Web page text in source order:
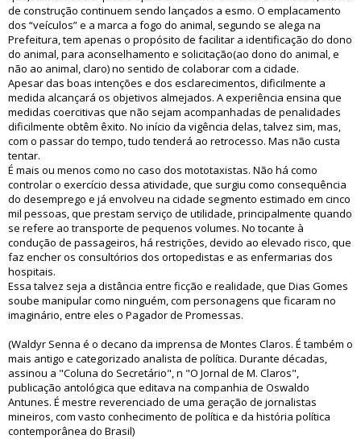
de construção continuem sendo lançados a esmo. O emplacamento
dos “veículos” e a marca a fogo do animal, segundo se alega na
Prefeitura, tem apenas o propósito de facilitar a identificação do dono
do animal, para aconselhamento e solicitação(ao dono do animal, e
não ao animal, claro) no sentido de colaborar com a cidade.
Apesar das boas intenções e dos esclarecimentos, dificilmente a
medida alcançará os objetivos almejados. A experiência ensina que
medidas coercitivas que não sejam acompanhadas de penalidades
dificilmente obtêm êxito. No início da vigência delas, talvez sim, mas,
com o passar do tempo, tudo tenderá ao retrocesso. Mas não custa
tentar.
É mais ou menos como no caso dos mototaxistas. Não há como
controlar o exercício dessa atividade, que surgiu como consequência
do desemprego e já envolveu na cidade segmento estimado em cinco
mil pessoas, que prestam serviço de utilidade, principalmente quando
se refere ao transporte de pequenos volumes. No tocante à
condução de passageiros, há restrições, devido ao elevado risco, que
faz encher os consultórios dos ortopedistas e as enfermarias dos
hospitais.
Essa talvez seja a distância entre ficção e realidade, que Dias Gomes
soube manipular como ninguém, com personagens que ficaram no
imaginário, entre eles o Pagador de Promessas.
(Waldyr Senna é o decano da imprensa de Montes Claros. É também o
mais antigo e categorizado analista de política. Durante décadas,
assinou a "Coluna do Secretário", n "O Jornal de M. Claros",
publicação antológica que editava na companhia de Oswaldo
Antunes. É mestre reverenciado de uma geração de jornalistas
mineiros, com vasto conhecimento de política e da história política
contemporânea do Brasil)